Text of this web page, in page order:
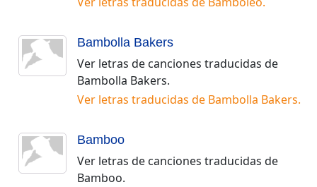
Bambolla Bakers
Ver letras de canciones traducidas de
Bambolla Bakers.
Ver letras traducidas de Bambolla Bakers.
Bamboo
Ver letras de canciones traducidas de
Bamboo.